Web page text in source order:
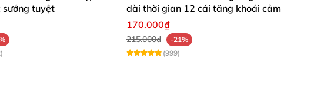
chàngsẽ thoải mái những cú nhấp thụt cực mạnh mẽmà
sướng tuyệt
dài thời gian 12 cái tăng khoái cảm
170.000₫
215.000₫
-21%
(999)